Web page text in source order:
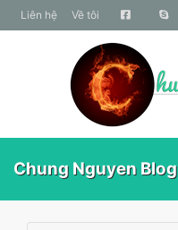
liên hệ Về tôi
Chung Nguyen Blog